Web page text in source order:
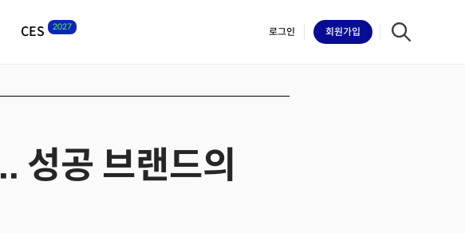
CES 2027
필드 가이드
CES2027 with TheMiilk
로그인 회원가입
성공 브랜드의